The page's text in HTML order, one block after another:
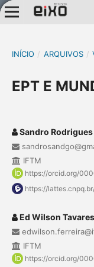
INÍCIO / ARQUIVOS /
EPT E
Sandro
IFTM
https://orcid.org/
https://
Ed Wilson
IFTM
https://orcid.org/